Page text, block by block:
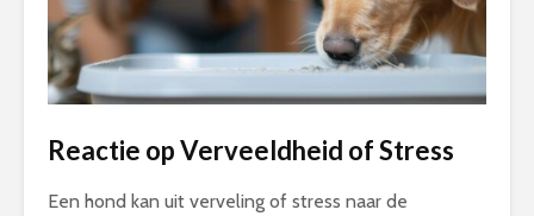
Reactie op Verveeldheid of Stress
Een hond kan uit verveling of stress naar de